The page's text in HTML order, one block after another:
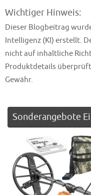
Wichtiger Hinweis:
Dieser Blogbeitrag
Intelligenz (KI) erstellt.
nicht auf inhaltliche
Produktdetails
Gewähr.
Sonderangebote